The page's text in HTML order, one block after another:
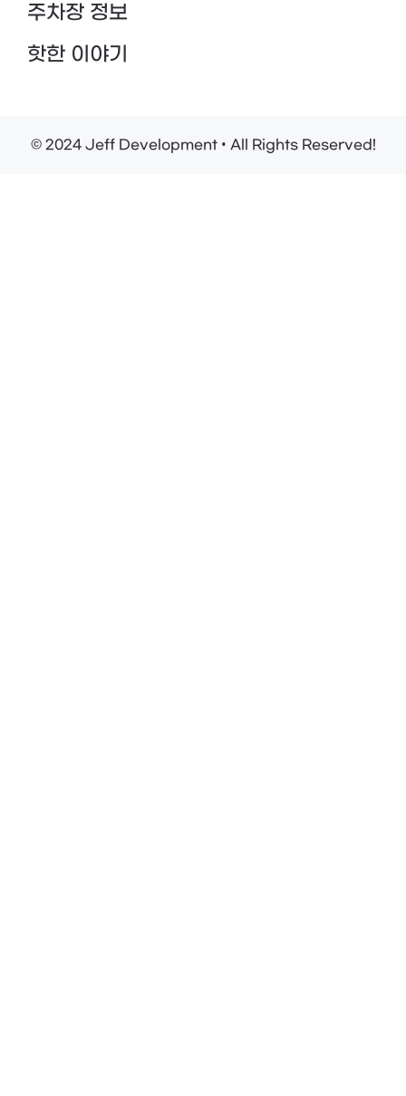
주차장 정보
핫한 이야기
© 2024 Jeff Development • All Rights Reserved!